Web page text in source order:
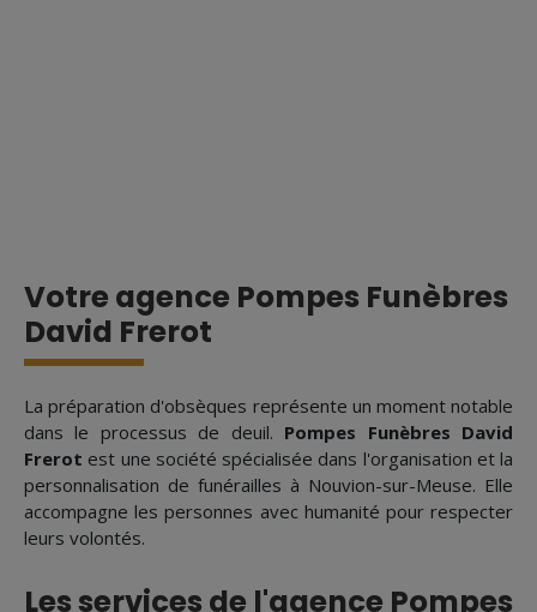
Votre agence Pompes Funèbres
David Frerot
La préparation d'obsèques représente un moment notable
dans le processus de deuil. Pompes Funèbres David
Frerot est une société spécialisée dans l'organisation et la
personnalisation de funérailles à Nouvion-sur-Meuse. Elle
accompagne les personnes avec humanité pour respecter
leurs volontés.
Les services de l'agence Pompes